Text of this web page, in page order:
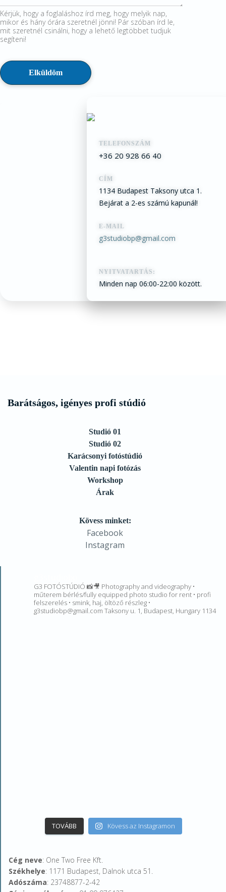
l
á
s
o
m
e
Kérjük, hogy a foglaláshoz írd meg, hogy melyik nap,
mikor és hány órára szeretnél jönni! Pár szóban írd le,
mit szeretnél csinálni, hogy a lehető legtöbbet tudjuk
segíteni!
Elküldöm
TELEFONSZÁM
+36 20 928 66 40
CÍM
1134 Budapest Taksony utca 1.
Bejárat a 2-es számú kapunál!
E-MAIL
g3studiobp@gmail.com
NYITVATARTÁS:
Minden nap 06:00-22:00 között.
Barátságos, igényes profi stúdió
Studió 01
Studió 02
Karácsonyi fotóstúdió
Valentin napi fotózás
Workshop
Árak
Kövess minket:
Facebook
Instagram
G3 FOTÓSTÚDIÓ 📸🎥 Photography and videography •
műterem bérlés/fully equipped photo studio for rent • profi
felszerelés • smink, haj, öltöző részleg •
g3studiobp@gmail.com Taksony u. 1, Budapest, Hungary 1134
TOVÁBB Kövess az Instagramon
Cég neve: One Two Free Kft.
Székhelye: 1171 Budapest, Dalnok utca 51.
Adószáma: 23748877-2-42